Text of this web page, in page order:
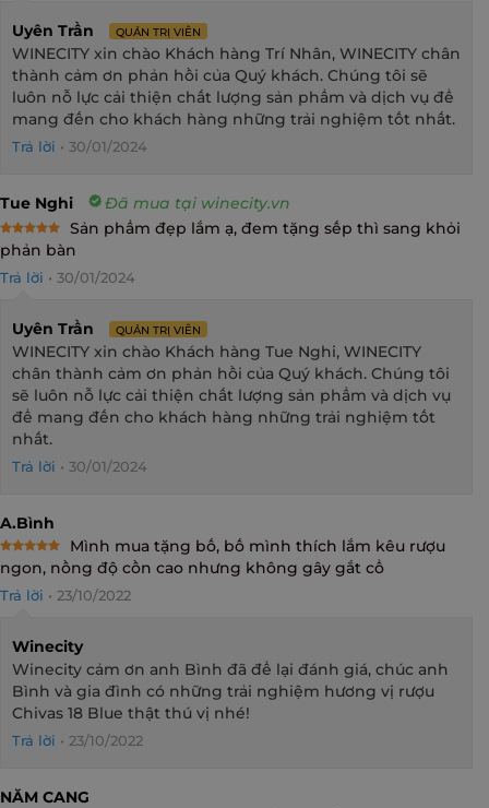
Uyên Trần QUẢN TRỊ VIÊN
WINECITY xin chào Khách hàng Trí Nhân, WINECITY chân
thành cảm ơn phản hồi của Quý khách. Chúng tôi sẽ
luôn nỗ lực cải thiện chất lượng sản phẩm và dịch vụ để
mang đến cho khách hàng những trải nghiệm tốt nhất.
Trả lời • 30/01/2024
Tue Nghi Đã mua tại winecity.vn
Rated5
out of 5
Sản phẩm đẹp lắm ạ, đem tặng sếp thì sang khỏi
phản bàn
Trả lời • 30/01/2024
Uyên Trần QUẢN TRỊ VIÊN
WINECITY xin chào Khách hàng Tue Nghi, WINECITY
chân thành cảm ơn phản hồi của Quý khách. Chúng tôi
sẽ luôn nỗ lực cải thiện chất lượng sản phẩm và dịch vụ
để mang đến cho khách hàng những trải nghiệm tốt
nhất.
Trả lời • 30/01/2024
A.bình
Rated5
out of 5
Mình mua tặng bố, bố mình thích lắm kêu rượu
ngon, nồng độ cồn cao nhưng không gây gắt cổ
Trả lời • 23/10/2022
Winecity
Winecity cảm ơn anh Bình đã để lại đánh giá, chúc anh
Bình và gia đình có những trải nghiệm hương vị rượu
Chivas 18 Blue thật thú vị nhé!
Trả lời • 23/10/2022
NĂM CANG